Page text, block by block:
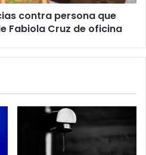
contra persona que
Fabiola Cruz de oficina